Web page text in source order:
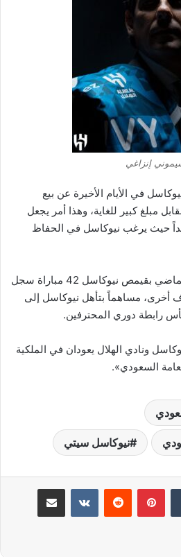
إنزاغي
في الأيام الأخيرة عن بيع
مبلغ كبير للغاية، وهذا أمر يجعل
حيث يرغب نيوكاسل في الحفاظ
ولعب إيزاك خلال الموسم الماضي بقيمص نيوكاسل 42 مباراة سجل
هدفاً وصنع 6 أهداف أخرى، مساهماً بتأهل نيوكاسل إلى
رابطة دوري المحترفين.
ونادي الهلال يعودان في الملكية
السعودي».
نيوكاسل سيتي
بينتيريست